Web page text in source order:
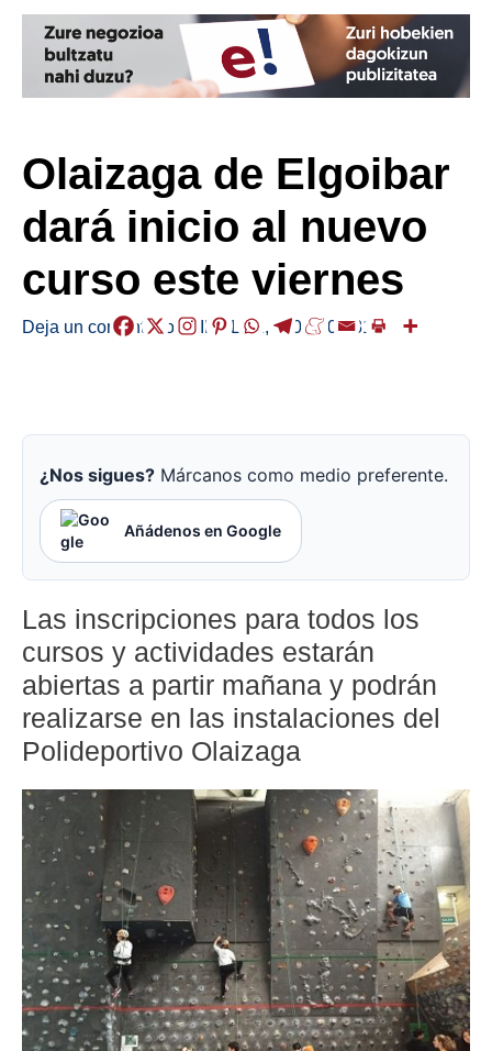
Olaizaga de Elgoibar
dará inicio al nuevo
curso este viernes
Deja un comentario /KIROLAK , /2023-08-31
¿Nos sigues? Márcanos como medio preferente.
Añádenos en Google
Las inscripciones para todos los
cursos y actividades estarán
abiertas a partir mañana y podrán
realizarse en las instalaciones del
Polideportivo Olaizaga